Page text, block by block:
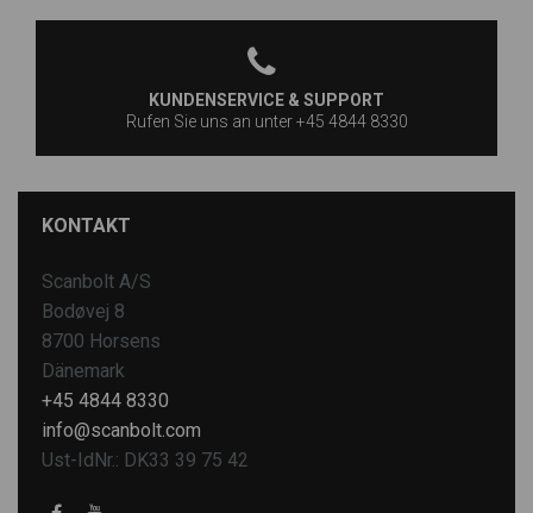
KUNDENSERVICE & SUPPORT
Rufen Sie uns an unter +45 4844 8330
KONTAKT
Scanbolt A/S
Bodøvej 8
8700 Horsens
Dänemark
+45 4844 8330
info@scanbolt.com
Ust-IdNr.: DK33 39 75 42